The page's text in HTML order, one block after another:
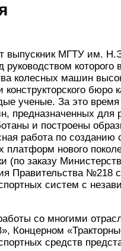
выпускник МГТУ им.
которого
колесных машин
ученые. За это время
предназначенных для
и построены
работа по
нового
(по заказу
Правительства
систем с
со многими
Концерном
средств